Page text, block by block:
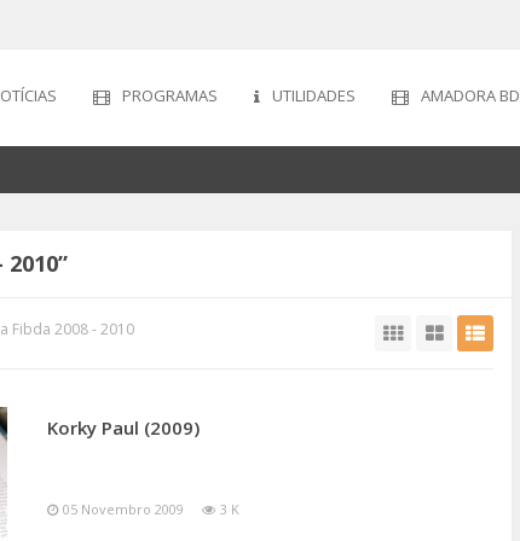
PROGRAMAS UTILIDADES AMADORA BD
Fibda 2008 - 2010
Korky Paul (2009)
05 Novembro 2009 3 K